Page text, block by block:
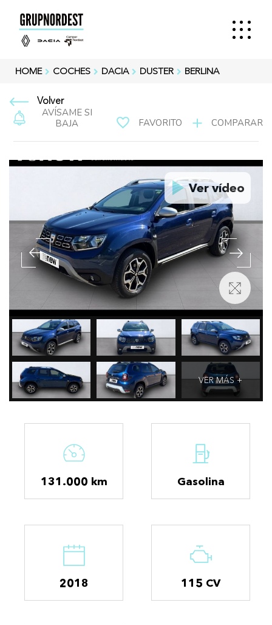
HOME COCHES DACIA DUSTER BERLINA
Volver
AVÍSAME SI
BAJA
FAVORITO COMPARAR
Ver vídeo
VER MÁS +
131.000 km Gasolina
2018 115 CV